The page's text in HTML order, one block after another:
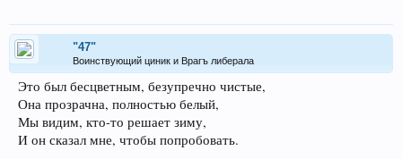
"47"
Воинствующий циник и Врагъ либерала
Это был бесцветным, безупречно чистые,
Она прозрачна, полностью белый,
Мы видим, кто-то решает зиму,
И он сказал мне, чтобы попробовать.